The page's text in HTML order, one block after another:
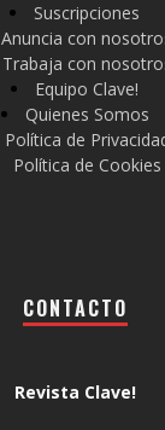
Suscripciones
Anuncia con
Trabaja con
Equipo Clave!
Quienes Somos
Política de
Política de Cookies
CONTACTO
Revista Clave!